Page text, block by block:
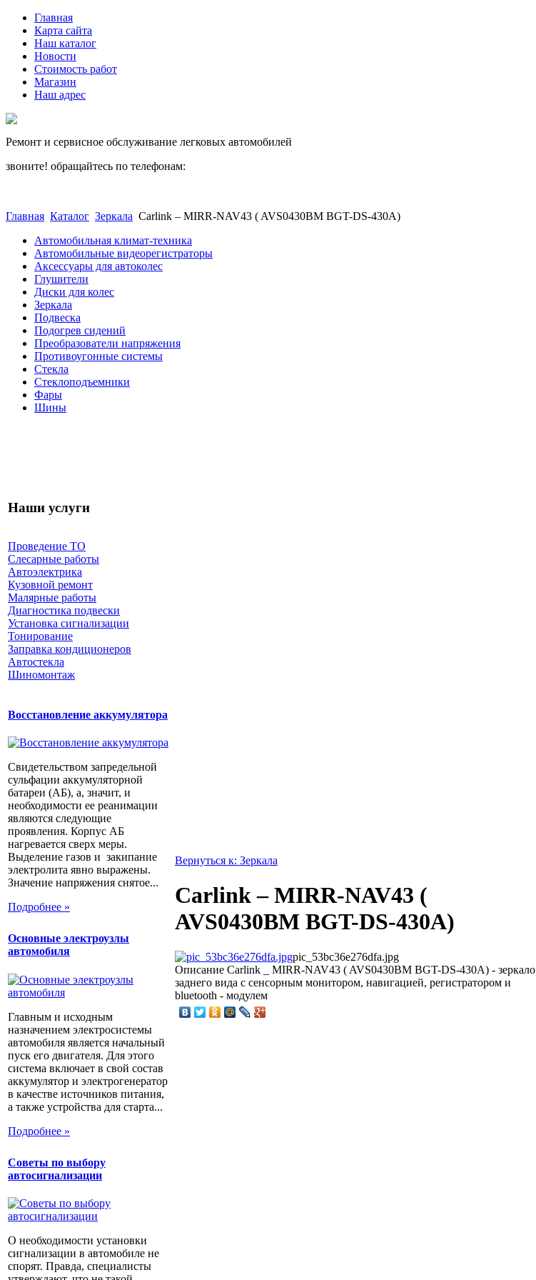
Главная
Карта сайта
Наш каталог
Новости
Стоимость работ
Магазин
Наш адрес
Ремонт и сервисное обслуживание легковых автомобилей
звоните! обращайтесь по телефонам:
Главная Каталог Зеркала Carlink – MIRR-NAV43 ( AVS0430BM BGT-DS-430A)
Автомобильная климат-техника
Автомобильные видеорегистраторы
Аксессуары для автоколес
Глушители
Диски для колес
Зеркала
Подвеска
Подогрев сидений
Преобразователи напряжения
Противоугонные системы
Стекла
Стеклоподъемники
Фары
Шины
Наши услуги
Проведение ТО
Слесарные работы
Автоэлектрика
Кузовной ремонт
Малярные работы
Диагностика подвески
Установка сигнализации
Тонирование
Заправка кондиционеров
Автостекла
Шиномонтаж
Восстановление аккумулятора
Свидетельством запредельной
сульфации аккумуляторной
батареи (АБ), а, значит, и
необходимости ее реанимации
являются следующие
проявления. Корпус АБ
нагревается сверх меры.
Выделение газов и закипание
электролита явно выражены.
Значение напряжения снятое...
Подробнее »
Основные электроузлы
автомобиля
Главным и исходным
назначением электросистемы
автомобиля является начальный
пуск его двигателя. Для этого
система включает в свой состав
аккумулятор и электрогенератор
в качестве источников питания,
а также устройства для старта...
Подробнее »
Советы по выбору
автосигнализации
О необходимости установки
сигнализации в автомобиле не
спорят. Правда, специалисты
Вернуться к: Зеркала
Carlink – MIRR-NAV43 (
AVS0430BM BGT-DS-430A)
pic_53bc36e276dfa.jpg
Описание Carlink _ MIRR-NAV43 ( AVS0430BM BGT-DS-430A) - зеркало
заднего вида с сенсорным монитором, навигацией, регистратором и
bluetooth - модулем